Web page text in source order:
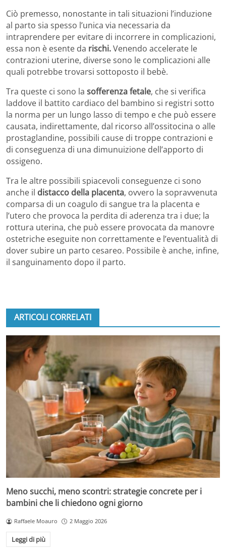
Ciò premesso, nonostante in tali situazioni l’induzione
al parto sia spesso l’unica via necessaria da
intraprendere per evitare di incorrere in complicazioni,
essa non è esente da rischi.Venendo accelerate le
contrazioni uterine, diverse sono le complicazioni alle
quali potrebbe trovarsi sottoposto il bebè.
Tra queste ci sono la sofferenza fetale, che si verifica
laddove il battito cardiaco del bambino si registri sotto
la norma per un lungo lasso di tempo e che può essere
causata, indirettamente, dal ricorso all’ossitocina o alle
prostaglandine, possibili cause di troppe contrazioni e
di conseguenza di una dimunuizione dell’apporto di
ossigeno.
Tra le altre possibili spiacevoli conseguenze ci sono
anche il distacco della placenta, ovvero la sopravvenuta
comparsa di un coagulo di sangue tra la placenta e
l’utero che provoca la perdita di aderenza tra i due; la
rottura uterina, che può essere provocata da manovre
ostetriche eseguite non correttamente e l’eventualità di
dover subire un parto cesareo. Possibile è anche, infine,
il sanguinamento dopo il parto.
ARTICOLI CORRELATI
Meno succhi, meno scontri: strategie concrete per i
bambini che li chiedono ogni giorno
Raffaele Moauro 2 Maggio 2026
Leggi di più